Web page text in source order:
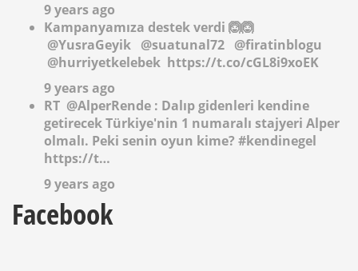
9 years ago
Kampanyamıza destek verdi 🙆🙆
@YusraGeyik @suatunal72 @firatinblogu
@hurriyetkelebek https://t.co/cGL8i9xoEK
9 years ago
RT @AlperRende : Dalıp gidenleri kendine
getirecek Türkiye'nin 1 numaralı stajyeri Alper
olmalı. Peki senin oyun kime? #kendinegel
https://t…
9 years ago
Facebook